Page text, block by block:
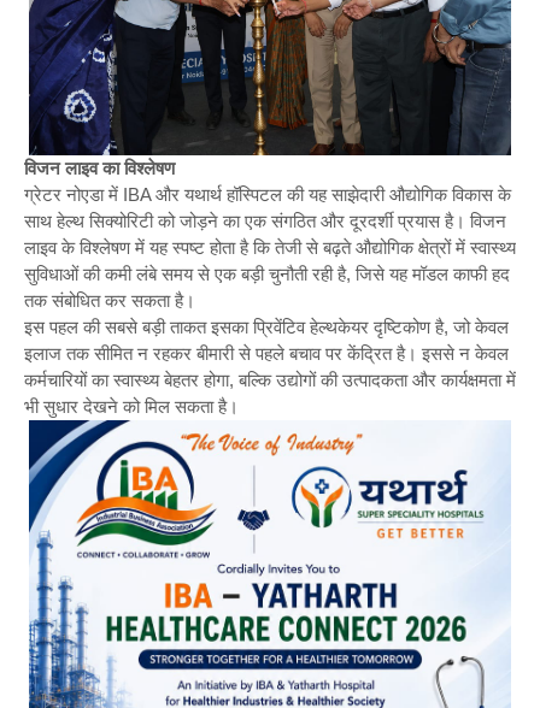
विजन लाइव का विश्लेषण
ग्रेटर नोएडा में IBA और यथार्थ हॉस्पिटल की यह साझेदारी औद्योगिक विकास के
साथ हेल्थ सिक्योरिटी को जोड़ने का एक संगठित और दूरदर्शी प्रयास है। विजन
लाइव के विश्लेषण में यह स्पष्ट होता है कि तेजी से बढ़ते औद्योगिक क्षेत्रों में स्वास्थ्य
सुविधाओं की कमी लंबे समय से एक बड़ी चुनौती रही है, जिसे यह मॉडल काफी हद
तक संबोधित कर सकता है।
इस पहल की सबसे बड़ी ताकत इसका प्रिवेंटिव हेल्थकेयर दृष्टिकोण है, जो केवल
इलाज तक सीमित न रहकर बीमारी से पहले बचाव पर केंद्रित है। इससे न केवल
कर्मचारियों का स्वास्थ्य बेहतर होगा, बल्कि उद्योगों की उत्पादकता और कार्यक्षमता में
भी सुधार देखने को मिल सकता है।